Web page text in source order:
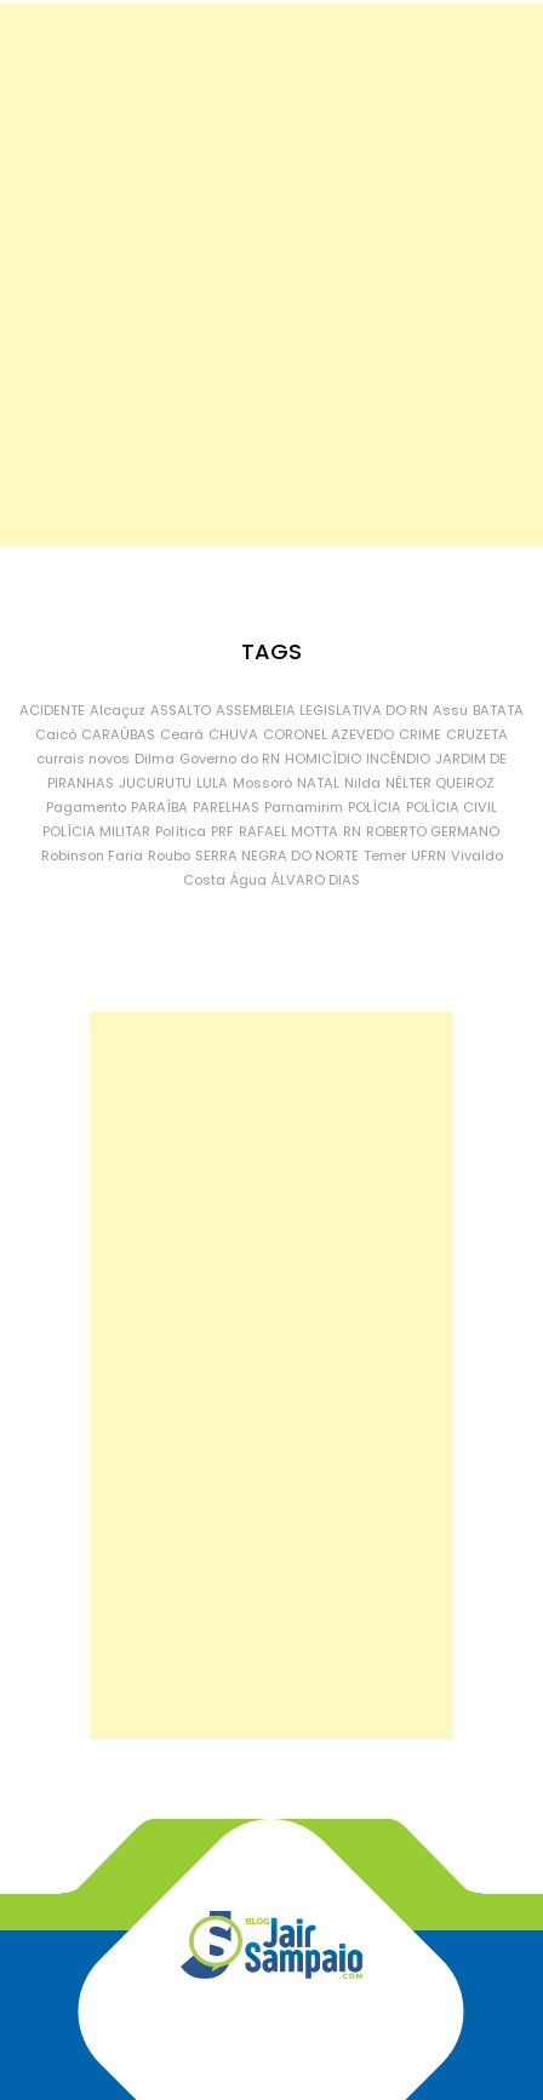
TAGS
ACIDENTE Alcaçuz ASSALTO ASSEMBLEIA LEGISLATIVA DO RN Assu BATATA
Caicó CARAÚBAS Ceará CHUVA CORONEL AZEVEDO CRIME CRUZETA
currais novos Dilma Governo do RN HOMICÍDIO INCÊNDIO JARDIM DE
PIRANHAS JUCURUTU LULA Mossoró NATAL Nilda NÉLTER QUEIROZ
Pagamento PARAÍBA PARELHAS Parnamirim POLÍCIA POLÍCIA CIVIL
POLÍCIA MILITAR Política PRF RAFAEL MOTTA RN ROBERTO GERMANO
Robinson Faria Roubo SERRA NEGRA DO NORTE Temer UFRN Vivaldo
Costa Água ÁLVARO DIAS